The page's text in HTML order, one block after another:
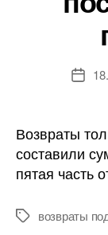
Дата
Возвраты
составили
пятая часть
Меткивозвраты